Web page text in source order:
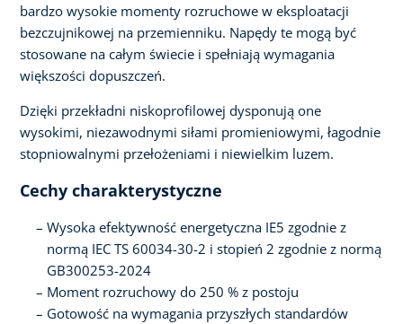
bardzo wysokie momenty rozruchowe w eksploatacji
bezczujnikowej na przemienniku. Napędy te mogą być
stosowane na całym świecie i spełniają wymagania
większości dopuszczeń.
Dzięki przekładni niskoprofilowej dysponują one
wysokimi, niezawodnymi siłami promieniowymi, łagodnie
stopniowalnymi przełożeniami i niewielkim luzem.
Cechy charakterystyczne
Wysoka efektywność energetyczna IE5 zgodnie z
normą IEC TS 60034-30-2 i stopień 2 zgodnie z normą
GB300253-2024
Moment rozruchowy do 250 % z postoju
Gotowość na wymagania przyszłych standardów